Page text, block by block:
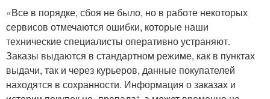
«Все в порядке, сбоя не было, но в работе некоторых
сервисов отмечаются ошибки, которые наши
технические специалисты оперативно устраняют.
Заказы выдаются в стандартном режиме, как в пунктах
выдачи, так и через курьеров, данные покупателей
находятся в сохранности. Информация о заказах и